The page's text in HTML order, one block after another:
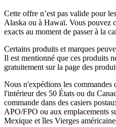
Cette offre n’est pas valide pour
Alaska ou à Hawaï. Vous pouvez
exacts au moment de passer à la
Certains produits et marques
Il est mentionné que ces produits
gratuitement sur la page des
Nous n'expédions les commandes
l'intérieur des 50 États ou du
commande dans des casiers
APO/FPO ou aux emplacements
Mexique et îles Vierges